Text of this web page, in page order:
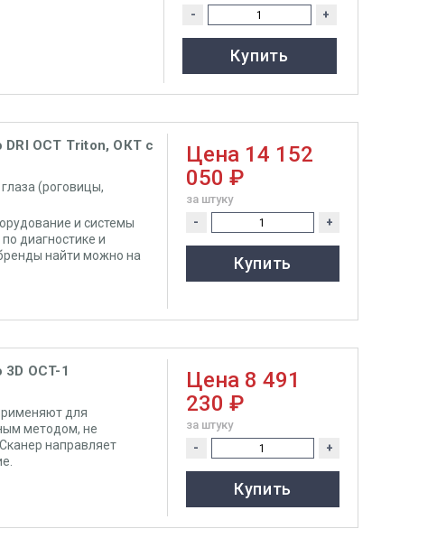
- +
Купить
OCT Triton, ОКТ с
(роговицы,
и системы
диагностике и
найти можно на
Цена 14 152
050 ₽
за штуку
- +
Купить
OCT-1
для
методом, не
направляет
Цена 8 491
230 ₽
за штуку
- +
Купить